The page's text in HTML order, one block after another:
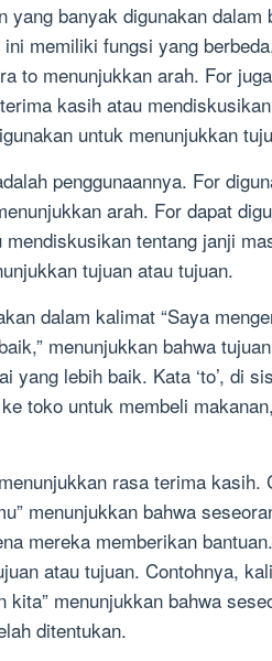
yang banyak digunakan dalam
memiliki fungsi yang
to menunjukkan arah. For
kasih atau
untuk menunjukkan
penggunaannya. For
arah. For dapat
tentang janji
tujuan atau tujuan.
dalam kalimat “Saya
menunjukkan bahwa
yang lebih baik. Kata ‘to’, di
toko untuk membeli
rasa terima kasih.
menunjukkan bahwa
mereka memberikan
atau tujuan. Contohnya,
menunjukkan bahwa
ditentukan.